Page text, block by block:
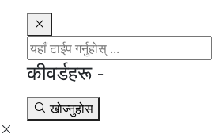
कीवर्डहरू -
खोज्नुहोस